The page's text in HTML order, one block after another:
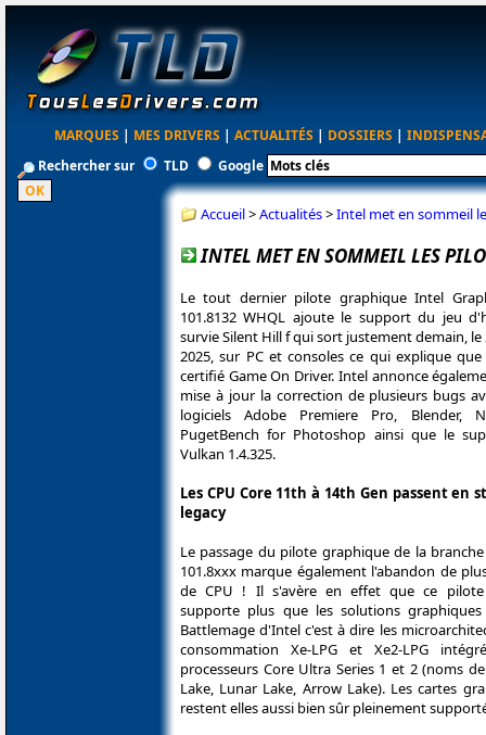
MARQUES | MES DRIVERS | ACTUALITÉS | DOSSIERS |
Rechercher sur
TLD Google
Accueil>Actualités>Intel met en sommeil
INTEL MET EN SOMMEIL LES
Le tout dernier pilote graphique Intel
101.8132 WHQL ajoute le support du jeu
survie Silent Hill f qui sort justement demain,
2025, sur PC et consoles ce qui explique
certifié Game On Driver. Intel annonce
mise à jour la correction de plusieurs bugs
logiciels Adobe Premiere Pro, Blender,
PugetBench for Photoshop ainsi que le
Vulkan 1.4.325.
Les CPU Core 11th à 14th Gen passent en
legacy
Le passage du pilote graphique de la
101.8xxx marque également l'abandon de
de CPU ! Il s'avère en effet que ce pilote
supporte plus que les solutions
Battlemage d'Intel c'est à dire les
consommation Xe-LPG et Xe2-LPG
processeurs Core Ultra Series 1 et 2 (noms
Lake, Lunar Lake, Arrow Lake). Les cartes
restent elles aussi bien sûr pleinement